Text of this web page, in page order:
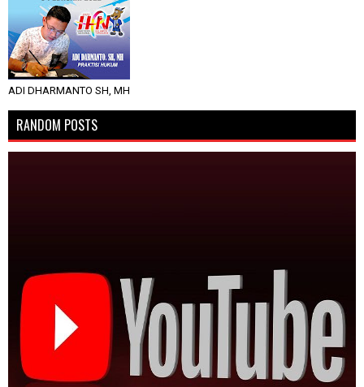
ADI DHARMANTO SH, MH
RANDOM POSTS